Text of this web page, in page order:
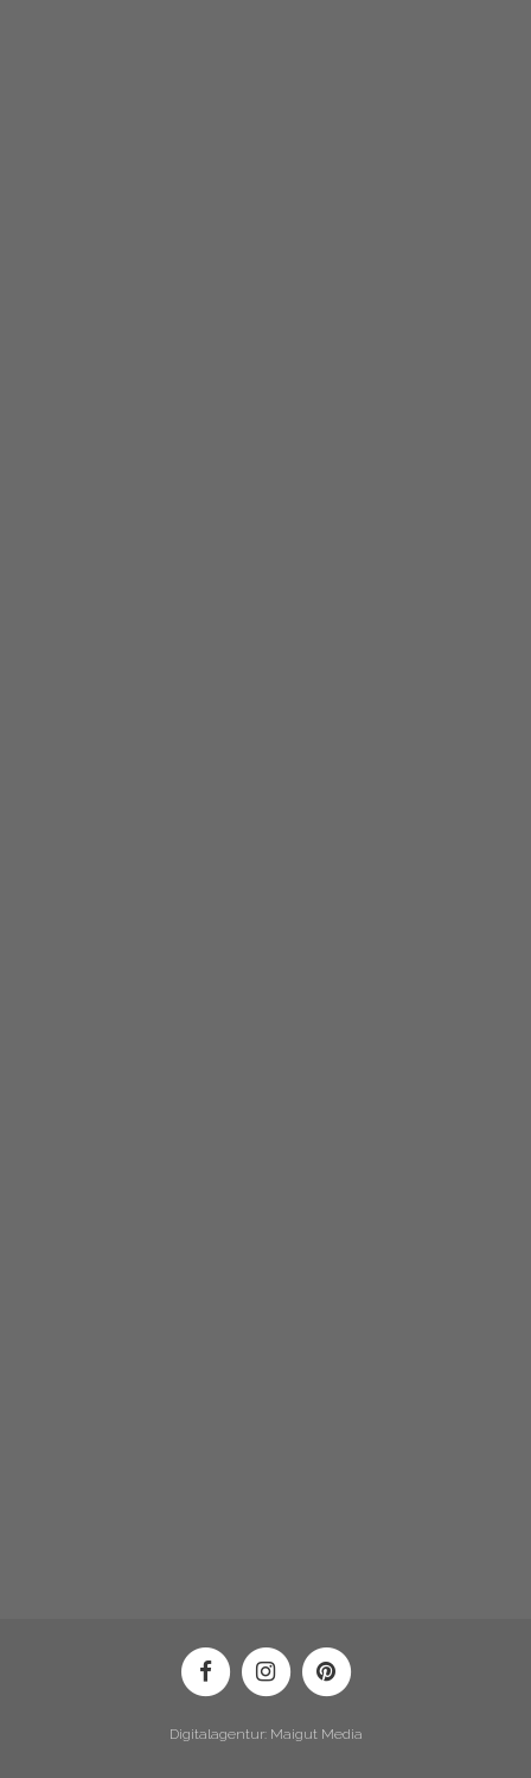
Digitalagentur: Maigut Media